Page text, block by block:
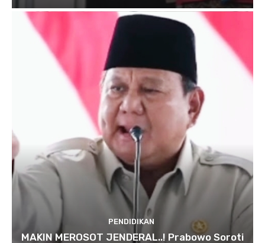
PENDIDIKAN
MAKIN MEROSOT JENDERAL..! Prabowo Soroti